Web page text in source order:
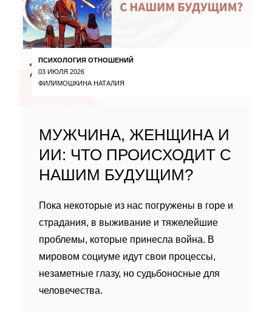
ПСИХОЛОГИЯ ОТНОШЕНИЙ
03 ИЮЛЯ 2026
ФИЛИМОШКИНА НАТАЛИЯ
МУЖЧИНА, ЖЕНЩИНА И
ИИ: ЧТО ПРОИСХОДИТ С
НАШИМ БУДУЩИМ?
Пока некоторые из нас погружены в горе и
страдания, в выживание и тяжелейшие
проблемы, которые принесла война. В
мировом социуме идут свои процессы,
незаметные глазу, но судьбоносные для
человечества.